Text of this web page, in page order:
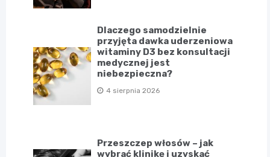
Dlaczego samodzielnie
przyjęta dawka uderzeniowa
witaminy D3 bez konsultacji
medycznej jest
niebezpieczna?
4 sierpnia 2026
Przeszczep włosów – jak
wybrać klinikę i uzyskać